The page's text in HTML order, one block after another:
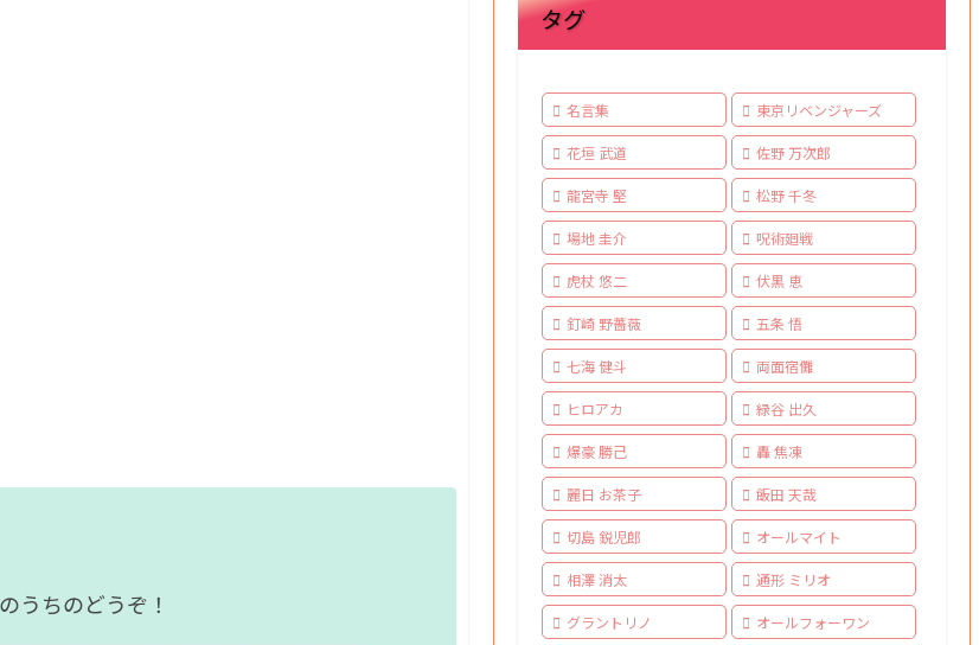
うちのどうぞ！
タグ
名言集 東京リベンジャーズ
花垣 武道 佐野 万次郎
龍宮寺 堅 松野 千冬
場地 圭介 呪術廻戦
虎杖 悠二 伏黒 恵
釘崎 野薔薇 五条 悟
七海 健斗 両面宿儺
ヒロアカ 緑谷 出久
爆豪 勝己 轟 焦凍
麗日 お茶子 飯田 天哉
切島 鋭児郎 オールマイト
相澤 消太 通形 ミリオ
グラントリノ オールフォーワン